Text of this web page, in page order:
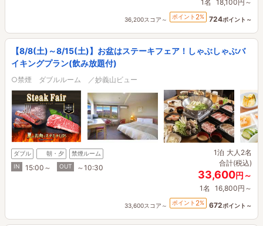
1名 18,100円～
36,200スコア～ ポイント 2% 724ポイント～
【8/8(土)～8/15(土)】お盆はステーキフェア！しゃぶしゃぶバ
イキングプラン(飲み放題付)
○禁煙 ダブルルーム ／妙義山ビュー
ダブル 朝・夕
禁煙ルーム
IN
15:00～ OUT ～10:30
1泊 大人2名
合計(税込)
33,600円～
1名 16,800円～
33,600スコア～ ポイント 2% 672ポイント～